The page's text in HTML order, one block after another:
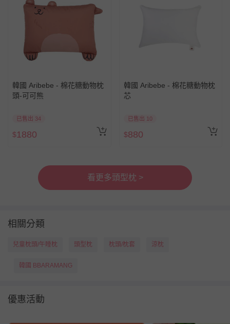
韓國 Aribebe - 棉花糖動物枕
頭-可可熊
已售出 34
$1880
韓國 Aribebe - 棉花糖動物枕
芯
已售出 10
$880
看更多頭型枕 >
相關分類
兒童枕頭/午睡枕 頭型枕 枕頭/枕套 涼枕
韓國 BBARAMANG
優惠活動